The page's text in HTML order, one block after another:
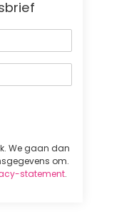
We gaan dan
om.
statement.